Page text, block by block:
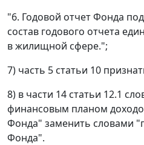
"6. Годовой отчет Фонда
состав годового отчета
в жилищной сфере.";
7) часть 5 статьи 10
8) в части 14 статьи 12.1
финансовым планом
Фонда" заменить словами
Фонда".